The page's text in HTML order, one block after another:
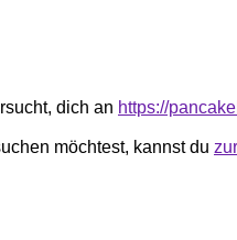
dich an https://
möchtest, kannst du